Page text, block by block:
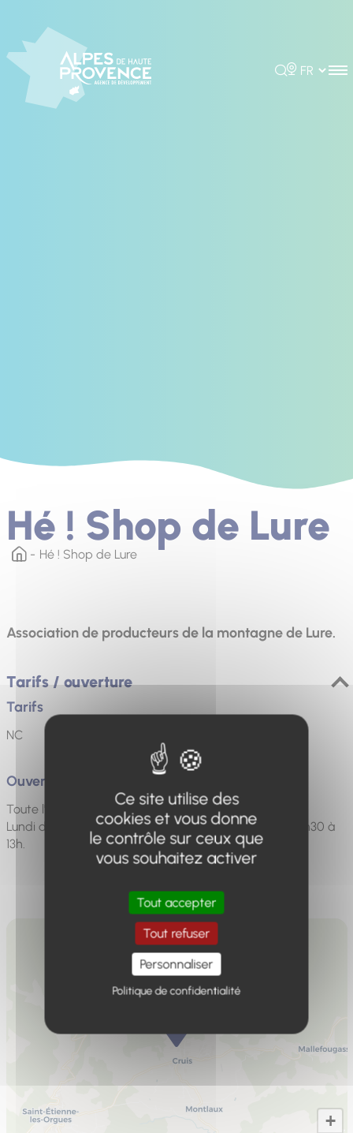
Rechercher
Choisir la
Hé ! Shop de Lure
Hé ! Shop de Lure
Association de producteurs de la montagne de Lure.
Tarifs / ouverture
Tarifs
NC
Ouverture
Toute l'année.
Lundi de 17h à 19h. Mercredi de 17h à 19h. Samedi de 9h30 à
13h.
+
Ce site utilise des
cookies et vous donne
le contrôle sur ceux que
vous souhaitez activer
Tout accepter
Tout refuser
Personnaliser
Politique de confidentialité